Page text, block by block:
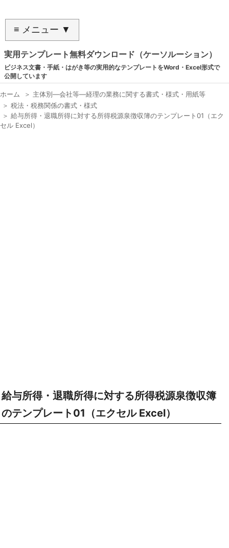
≡ メニュー ▼
実用テンプレート無料ダウンロード（ケーソルーション）
ビジネス文書・手紙・はがき等の実用的なテンプレートをWord・Excel形式で
公開しています
ホーム ＞ 主体別―会社等―経理の業務に関する書式・様式・用紙等
＞ 税法・税務関係の書式・様式
＞ 給与所得・退職所得に対する所得税源泉徴収簿のテンプレート01（エク
セル Excel）
給与所得・退職所得に対する所得税源泉徴収簿
のテンプレート01（エクセル Excel）